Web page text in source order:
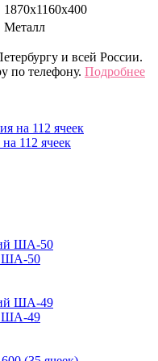
1870х1160х400
Металл
и всей России.
по телефону. Подробнее
112 ячеек
ША-50
ША-49